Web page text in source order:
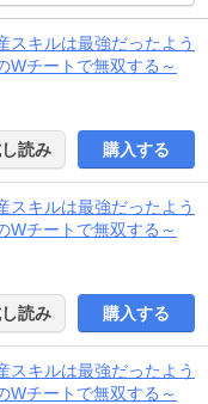
スキルは最強だったよう
チートで無双する～
読み 購入する
スキルは最強だったよう
チートで無双する～
読み 購入する
スキルは最強だったよう
チートで無双する～